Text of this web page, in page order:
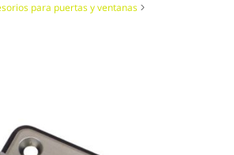
para puertas y ventanas